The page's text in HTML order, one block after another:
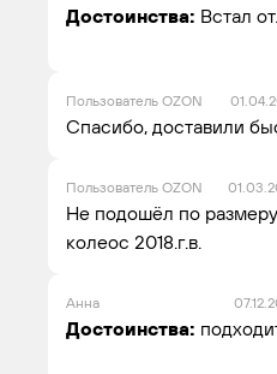
Достоинства: Встал
Пользователь OZON
Спасибо, доставили
Пользователь OZON
Не подошёл по
колеос 2018.г.в.
Анна
Достоинства: